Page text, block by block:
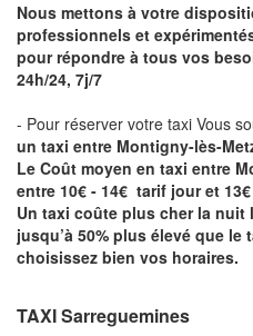
Nous mettons à votre
professionnels et
pour répondre à tous vos
24h/24, 7j/7
- Pour réserver votre taxi Vous
un taxi entre Montigny-lès-
Le Coût moyen en taxi entre
entre 10€ - 14€ tarif jour et
Un taxi coûte plus cher la nuit
jusqu’à 50% plus élevé que
choisissez bien vos horaires.
TAXI Sarreguemines